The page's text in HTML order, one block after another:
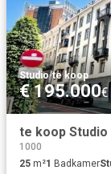
Studio·te koop
€ 195.000€
te koop
1000
25 m²1 Badkamer